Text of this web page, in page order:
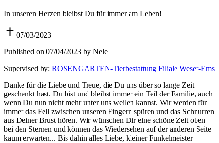
In unseren Herzen bleibst Du für immer am Leben!
07/03/2023
Published on 07/04/2023 by Nele
Supervised by: ROSENGARTEN-Tierbestattung Filiale Weser-Ems
Danke für die Liebe und Treue, die Du uns über so lange Zeit
geschenkt hast. Du bist und bleibst immer ein Teil der Familie, auch
wenn Du nun nicht mehr unter uns weilen kannst. Wir werden für
immer das Fell zwischen unseren Fingern spüren und das Schnurren
aus Deiner Brust hören. Wir wünschen Dir eine schöne Zeit oben
bei den Sternen und können das Wiedersehen auf der anderen Seite
kaum erwarten... Bis dahin alles Liebe, kleiner Funkelmeister